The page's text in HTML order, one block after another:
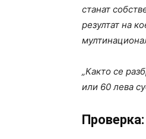
станат
резултат на
„Както се
или 60 лева
Проверка: